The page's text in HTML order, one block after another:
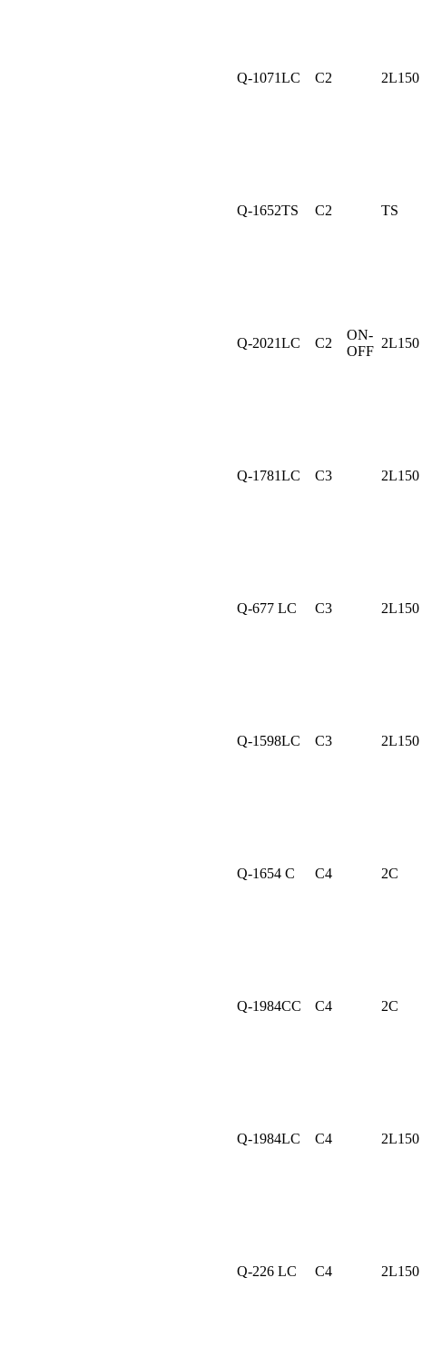
Q-1071LC C2 2L150
Q-1652TS C2 TS
Q-2021LC C2
ON-
OFF
2L150
Q-1781LC C3 2L150
Q-677 LC C3 2L150
Q-1598LC C3 2L150
Q-1654 C C4 2C
Q-1984CC C4 2C
Q-1984LC C4 2L150
Q-226 LC C4 2L150